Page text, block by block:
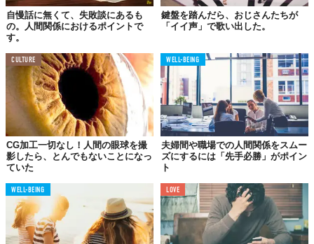
自慢話に無くて、失敗談にあるも
の。人間関係におけるポイントで
す。
鍵盤を踏んだら、おじさんたちが
「イイ声」で歌い出した。
CULTURE
CG加工一切なし！人間の眼球を撮
影したら、とんでもないことになっ
ていた
WELL-BEING
夫婦間や職場での人間関係をスムー
ズにするには「先手必勝」がポイン
ト
WELL-BEING LOVE